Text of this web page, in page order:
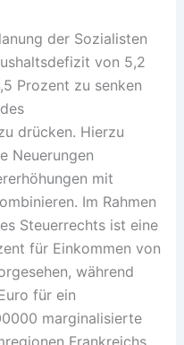
der Sozialisten
von 5,2
Prozent zu senken
drücken. Hierzu
Neuerungen
mit
Im Rahmen
Steuerrechts ist eine
für Einkommen von
während
für ein
marginalisierte
Frankreichs